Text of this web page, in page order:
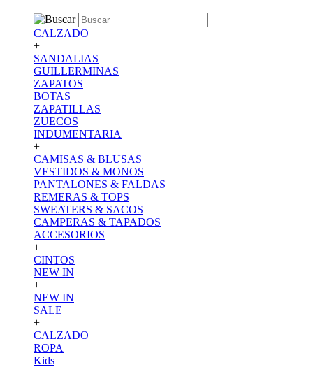
CALZADO
+
SANDALIAS
GUILLERMINAS
ZAPATOS
BOTAS
ZAPATILLAS
ZUECOS
INDUMENTARIA
+
CAMISAS & BLUSAS
VESTIDOS & MONOS
PANTALONES & FALDAS
REMERAS & TOPS
SWEATERS & SACOS
CAMPERAS & TAPADOS
ACCESORIOS
+
CINTOS
NEW IN
+
NEW IN
SALE
+
CALZADO
ROPA
Kids